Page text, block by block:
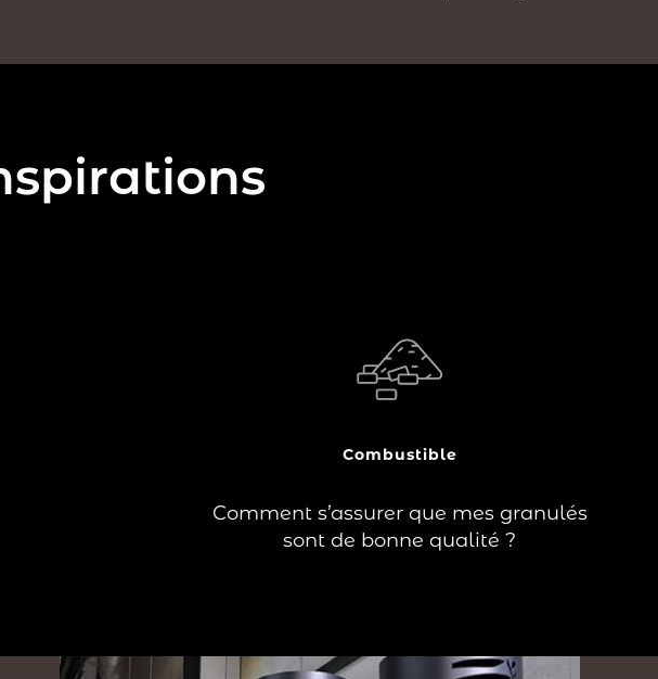
Combustible
Comment s’assurer que mes granulés
sont de bonne qualité ?
Un bon granulé est de petite taille et
uniforme. Plus sa densité est importante,
plus la circulation dans le poêle, entre le
est fluide.